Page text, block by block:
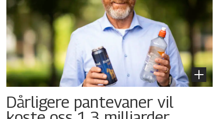
Dårligere pantevaner vil